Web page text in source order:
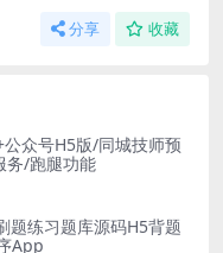
分享 收藏
众号H5版/同城技师预
务/跑腿功能
题练习题库源码H5背题
App